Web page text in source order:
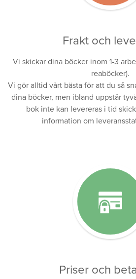
Frakt och
Vi skickar dina böcker inom 1-3
reaböcker).
Vi gör alltid vårt bästa för att du så
dina böcker, men ibland uppstår
bok inte kan levereras i tid
information om
Priser och